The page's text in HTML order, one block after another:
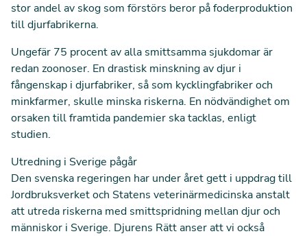
stor andel av skog som förstörs beror påfoderproduktion
till djurfabrikerna.
Ungefär 75 procent av alla smittsamma sjukdomar är
redan zoonoser. En drastisk minskning av djur i
fångenskap i djurfabriker, så som kycklingfabriker och
minkfarmer, skulle minska riskerna. En nödvändighet om
orsaken till framtida pandemier ska tacklas, enligt
studien.
Utredning i Sverige pågår
Den svenska regeringen har under året gett i uppdrag till
Jordbruksverket och Statens veterinärmedicinska anstalt
att utreda riskerna med smittspridning mellan djur och
människor i Sverige. Djurens Rätt anser att vi också